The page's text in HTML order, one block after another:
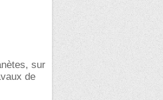
sur
de